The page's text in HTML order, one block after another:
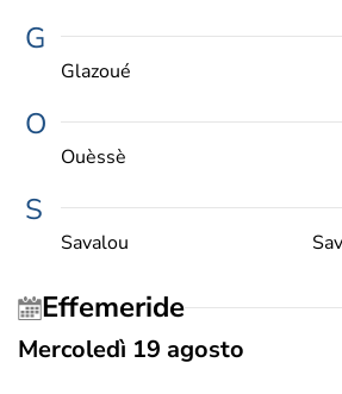
G
Glazoué
O
Ouèssè
S
Savalou
Effemeride
Mercoledì 19 agosto